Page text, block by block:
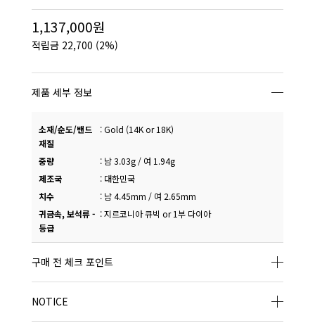
1,137,000원
적립금 22,700 (2%)
제품 세부 정보
소재/순도/밴드
재질
:Gold (14K or 18K)
중량 : 남 3.03g / 여 1.94g
제조국
: 대한민국
치수
: 남 4.45mm / 여 2.65mm
귀금속, 보석류 -
등급
:지르코니아 큐빅 or 1부 다이아
구매 전 체크 포인트
NOTICE